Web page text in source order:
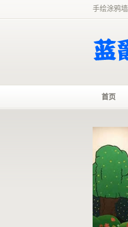
手绘涂鸦
首页